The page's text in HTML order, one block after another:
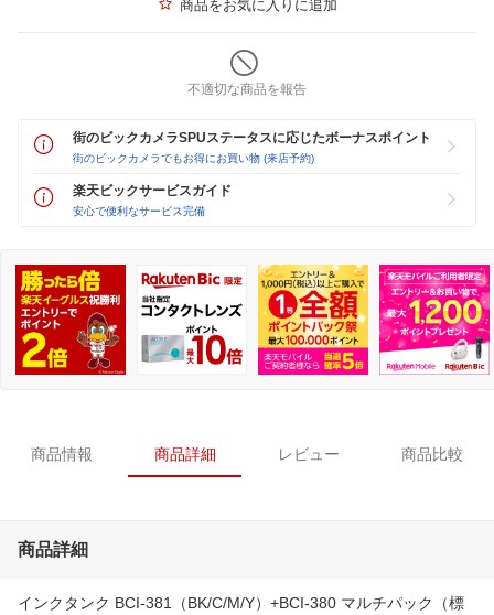
商品をお気に入りに追加
不適切な商品を報告
街のビックカメラSPUステータスに応じたボーナスポイント
街のビックカメラでもお得にお買い物 (来店予約)
楽天ビックサービスガイド
安心で便利なサービス完備
商品情報 商品詳細 レビュー 商品比較
商品詳細
インクタンク BCI-381（BK/C/M/Y）+BCI-380 マルチパック（標